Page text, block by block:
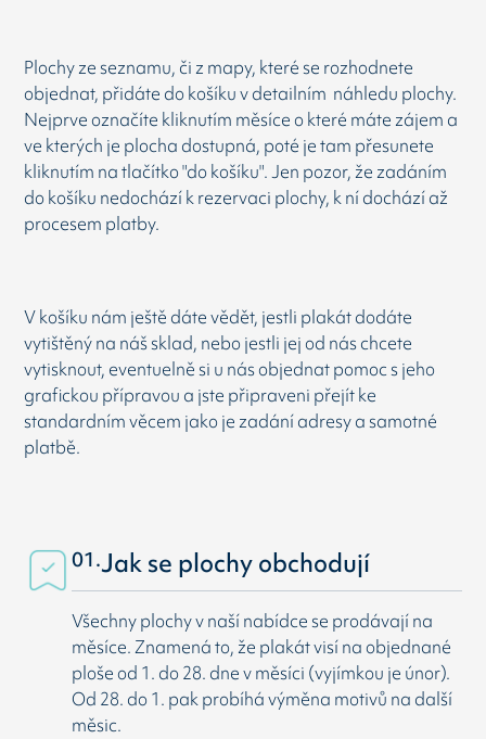
Plochy ze seznamu, či z mapy, které se rozhodnete
objednat, přidáte do košíku v detailním náhledu plochy.
Nejprve označíte kliknutím měsíce o které máte zájem a
ve kterých je plocha dostupná, poté je tam přesunete
kliknutím na tlačítko "do košíku". Jen pozor, že zadáním
do košíku nedochází k rezervaci plochy, k ní dochází až
procesem platby.
V košíku nám ještě dáte vědět, jestli plakát dodáte
vytištěný na náš sklad, nebo jestli jej od nás chcete
vytisknout, eventuelně si u nás objednat pomoc s jeho
grafickou přípravou a jste připraveni přejít ke
standardním věcem jako je zadání adresy a samotné
platbě.
01.Jak se plochy obchodují
Všechny plochy v naší nabídce se prodávají na
měsíce. Znamená to, že plakát visí na objednané
ploše od 1. do 28. dne v měsíci (vyjímkou je únor).
Od 28. do 1. pak probíhá výměna motivů na další
měsic.